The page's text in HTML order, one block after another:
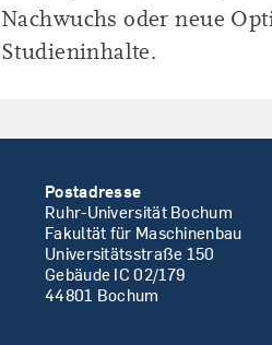
Nachwuchs oder neue
Studieninhalte.
Postadresse
Ruhr-Universität Bochum
Fakultät für Maschinenbau
Universitätsstraße 150
Gebäude IC 02/179
44801 Bochum